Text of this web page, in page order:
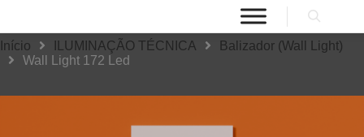
Início ILUMINAÇÃO TÉCNICA
Balizador (Wall Light)
Wall Light 172 Led